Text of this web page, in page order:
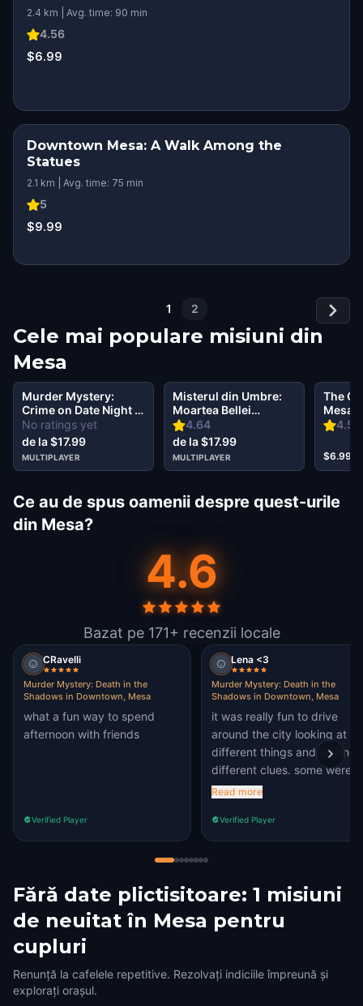
2.4 km | Avg. time: 90 min
4.56
$6.99
Downtown Mesa: A Walk Among the
Statues
2.1 km | Avg. time: 75 min
5
$9.99
1 2
Cele mai populare misiuni din
Mesa
No ratings yet
Murder Mystery:
Crime on Date Night in
Downtown, Mesa
de la $17.99
MULTIPLAYER
4.64
Misterul din Umbre:
Moartea Bellei
Wanderlust în
Downtown Mesa
Mesa
de la $17.99
MULTIPLAYER
4.56
The
Mesa
$6.99
Ce au de spus oamenii despre quest-urile
din Mesa?
4.6
Bazat pe 171+ recenzii locale
CRavelli
Murder Mystery: Death in the
Shadows in Downtown, Mesa
what a fun way to spend
afternoon with friends
Verified Player
Lena <3
Murder Mystery: Death in the
Shadows in Downtown, Mesa
it was really fun to drive
around the city looking at
different things and solving
different clues. some were
easy and some were hard...
hard anyway lol. what a
adventure... gonna do
Read more
Verified Player
Fără date plictisitoare: 1 misiuni
de neuitat în Mesa pentru
cupluri
Renunță la cafelele repetitive. Rezolvați indiciile împreună și
explorați orașul.